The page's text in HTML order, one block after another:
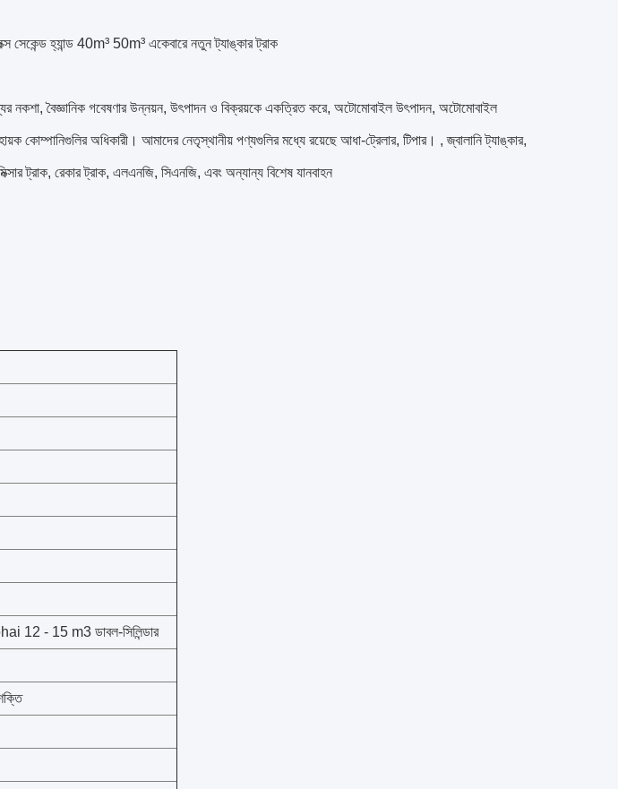
সেকেন্ড হ্যান্ড 40m³ 50m³ একেবারে নতুন ট্যাঙ্কার ট্রাক
নকশা, বৈজ্ঞানিক গবেষণার উন্নয়ন, উৎপাদন ও বিক্রয়কে একত্রিত করে, অটোমোবাইল উৎপাদন, অটোমোবাইল
কোম্পানিগুলির অধিকারী। আমাদের নেতৃস্থানীয় পণ্যগুলির মধ্যে রয়েছে আধা-ট্রেলার, টিপার। , জ্বালানি ট্যাঙ্কার,
ট্রাক, রেকার ট্রাক, এলএনজি, সিএনজি, এবং অন্যান্য বিশেষ যানবাহন
12 - 15 m3 ডাবল-সিলিন্ডার